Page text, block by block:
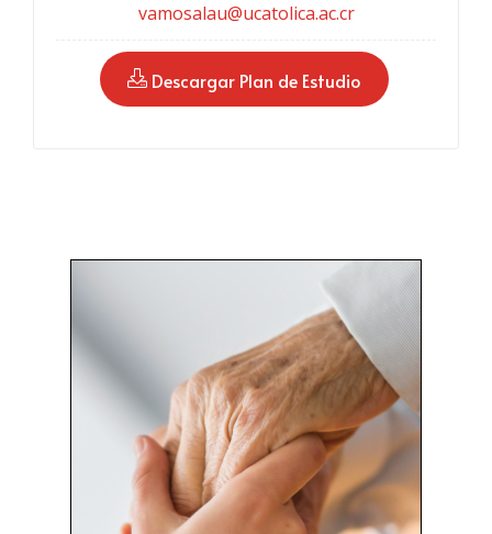
vamosalau@ucatolica.ac.cr
Descargar Plan de Estudio